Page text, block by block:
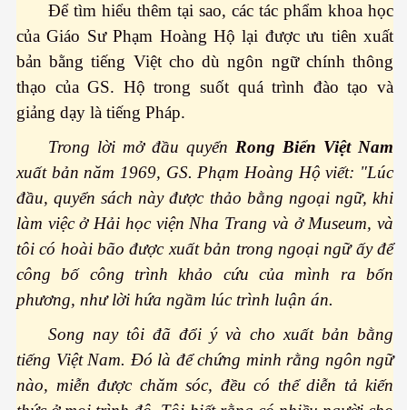
Để tìm hiểu thêm tại sao, các tác phẩm khoa học
của Giáo Sư Phạm Hoàng Hộ lại được ưu tiên xuất
bản bằng tiếng Việt cho dù ngôn ngữ chính thông
thạo của GS. Hộ trong suốt quá trình đào tạo và
giảng dạy là tiếng Pháp.
Trong lời mở đầu quyển Rong Biển Việt Nam
xuất bản năm 1969, GS. Phạm Hoàng Hộ viết: "Lúc
đầu, quyển sách này được thảo bằng ngoại ngữ, khi
làm việc ở Hải học viện Nha Trang và ở Museum, và
tôi có hoài bão được xuất bản trong ngoại ngữ ấy để
công bố công trình khảo cứu của mình ra bốn
phương, như lời hứa ngầm lúc trình luận án.
Song nay tôi đã đổi ý và cho xuất bản bằng
tiếng Việt Nam. Đó là để chứng minh rằng ngôn ngữ
nào, miễn được chăm sóc, đều có thể diễn tả kiến
452b
không?